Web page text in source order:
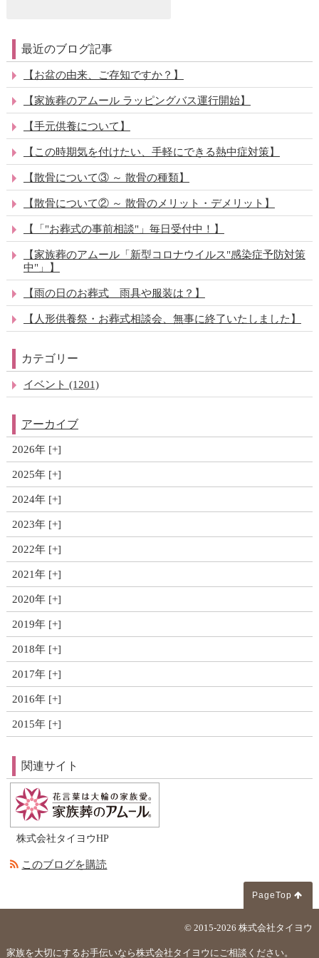
最近のブログ記事
【お盆の由来、ご存知ですか？】
【家族葬のアムール ラッピングバス運行開始】
【手元供養について】
【この時期気を付けたい、手軽にできる熱中症対策】
【散骨について③ ～ 散骨の種類】
【散骨について② ～ 散骨のメリット・デメリット】
【「"お葬式の事前相談"」毎日受付中！】
【家族葬のアムール「新型コロナウイルス"感染症予防対策
中"」】
【雨の日のお葬式 雨具や服装は？】
【人形供養祭・お葬式相談会、無事に終了いたしました】
カテゴリー
イベント (1201)
アーカイブ
2026年
2025年
2024年
2023年
2022年
2021年
2020年
2019年
2018年
2017年
2016年
2015年
関連サイト
株式会社タイヨウHP
このブログを購読
PageTop
© 2015-2026株式会社タイヨウ
家族を大切にするお手伝いなら株式会社タイヨウにご相談ください。